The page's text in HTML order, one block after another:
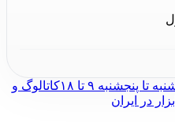
پنجشنبه ۹ تا ۱۸
کاتالوگ و
در ایران